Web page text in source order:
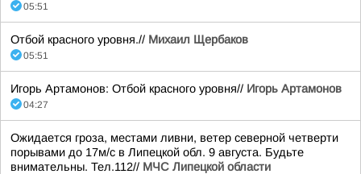
05:51
Отбой красного уровня.// Михаил Щербаков
05:51
Игорь Артамонов: Отбой красного уровня// Игорь Артамонов
04:27
Ожидается гроза, местами ливни, ветер северной четверти
порывами до 17м/с в Липецкой обл. 9 августа. Будьте
внимательны. Тел.112// МЧС Липецкой области